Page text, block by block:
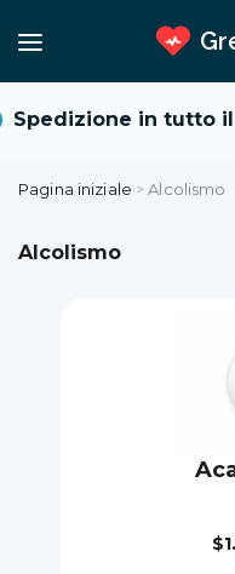
Spedizione in tutto il
Pagina iniziale >Alcolismo
Alcolismo